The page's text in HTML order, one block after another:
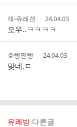
간
작
성
자
재-쥬래갠
작
성
시
간
24.04.03
오우..ㅋㅋㅋㅋ
작
성
자
호빵찐빵
작
간
24.04.03
맞네.ㄷ
유쾌방 다른글